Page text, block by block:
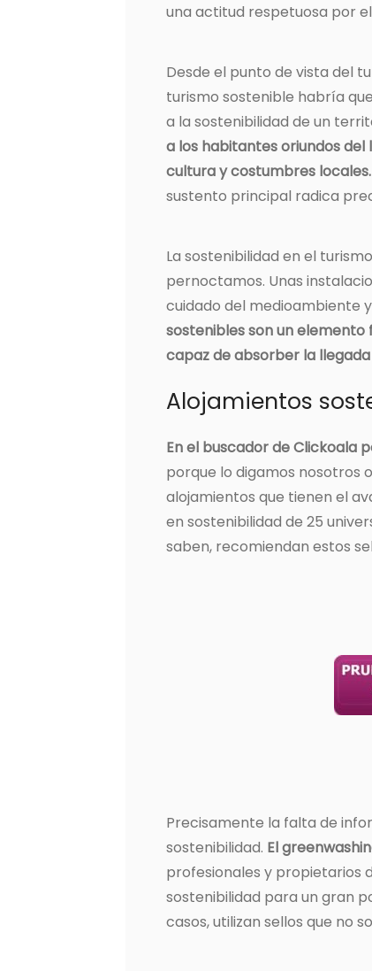
una actitud respetuosa por
Desde el punto de vista del
turismo sostenible habría
a la sostenibilidad de un
a los habitantes oriundos del
cultura y costumbres locales.
sustento principal radica
La sostenibilidad en el
pernoctamos. Unas
cuidado del medioambiente
sostenibles son un
capaz de absorber la
Alojamientos
En el buscador de Clickoala
porque lo digamos nosotros
alojamientos que tienen el
en sostenibilidad de 25
saben, recomiendan estos
Precisamente la falta de
sostenibilidad. El
profesionales y propietarios
sostenibilidad para un gran
casos, utilizan sellos que no